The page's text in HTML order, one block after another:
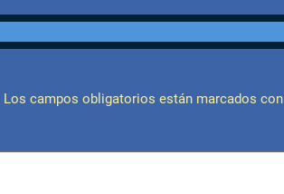
Los campos obligatorios están marcados con